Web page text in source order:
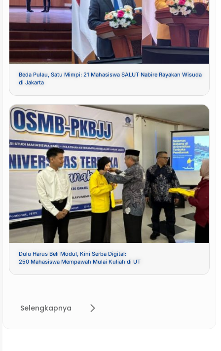
Beda Pulau, Satu Mimpi: 21 Mahasiswa SALUT Nabire Rayakan Wisuda
di Jakarta
Dulu Harus Beli Modul, Kini Serba Digital:
250 Mahasiswa Mempawah Mulai Kuliah di UT
Selengkapnya